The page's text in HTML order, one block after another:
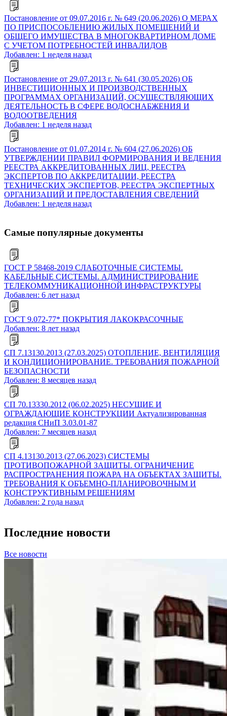
Постановление от 09.07.2016 г. № 649 (20.06.2026) О МЕРАХ
ПО ПРИСПОСОБЛЕНИЮ ЖИЛЫХ ПОМЕЩЕНИЙ И
ОБЩЕГО ИМУЩЕСТВА В МНОГОКВАРТИРНОМ ДОМЕ
С УЧЕТОМ ПОТРЕБНОСТЕЙ ИНВАЛИДОВ
Добавлен: 1 неделя назад
Постановление от 29.07.2013 г. № 641 (30.05.2026) ОБ
ИНВЕСТИЦИОННЫХ И ПРОИЗВОДСТВЕННЫХ
ПРОГРАММАХ ОРГАНИЗАЦИЙ, ОСУЩЕСТВЛЯЮЩИХ
ДЕЯТЕЛЬНОСТЬ В СФЕРЕ ВОДОСНАБЖЕНИЯ И
ВОДООТВЕДЕНИЯ
Добавлен: 1 неделя назад
Постановление от 01.07.2014 г. № 604 (27.06.2026) ОБ
УТВЕРЖДЕНИИ ПРАВИЛ ФОРМИРОВАНИЯ И ВЕДЕНИЯ
РЕЕСТРА АККРЕДИТОВАННЫХ ЛИЦ, РЕЕСТРА
ЭКСПЕРТОВ ПО АККРЕДИТАЦИИ, РЕЕСТРА
ТЕХНИЧЕСКИХ ЭКСПЕРТОВ, РЕЕСТРА ЭКСПЕРТНЫХ
ОРГАНИЗАЦИЙ И ПРЕДОСТАВЛЕНИЯ СВЕДЕНИЙ
Добавлен: 1 неделя назад
Самые популярные документы
ГОСТ Р 58468-2019 СЛАБОТОЧНЫЕ СИСТЕМЫ.
КАБЕЛЬНЫЕ СИСТЕМЫ. АДМИНИСТРИРОВАНИЕ
ТЕЛЕКОММУНИКАЦИОННОЙ ИНФРАСТРУКТУРЫ
Добавлен: 6 лет назад
ГОСТ 9.072-77* ПОКРЫТИЯ ЛАКОКРАСОЧНЫЕ
Добавлен: 8 лет назад
СП 7.13130.2013 (27.03.2025) ОТОПЛЕНИЕ, ВЕНТИЛЯЦИЯ
И КОНДИЦИОНИРОВАНИЕ. ТРЕБОВАНИЯ ПОЖАРНОЙ
БЕЗОПАСНОСТИ
Добавлен: 8 месяцев назад
СП 70.13330.2012 (06.02.2025) НЕСУЩИЕ И
ОГРАЖДАЮЩИЕ КОНСТРУКЦИИ Актуализированная
редакция СНиП 3.03.01-87
Добавлен: 7 месяцев назад
СП 4.13130.2013 (27.06.2023) СИСТЕМЫ
ПРОТИВОПОЖАРНОЙ ЗАЩИТЫ. ОГРАНИЧЕНИЕ
РАСПРОСТРАНЕНИЯ ПОЖАРА НА ОБЪЕКТАХ ЗАЩИТЫ.
ТРЕБОВАНИЯ К ОБЪЕМНО-ПЛАНИРОВОЧНЫМ И
КОНСТРУКТИВНЫМ РЕШЕНИЯМ
Добавлен: 2 года назад
Последние новости
Все новости